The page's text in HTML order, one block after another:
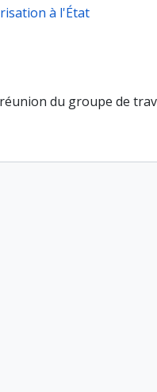
à l'État
du groupe de